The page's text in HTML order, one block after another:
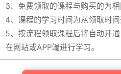
3、免费领取的课程与购买的为相
4、课程的学习时间为从领取时间
5、按流程领取课程后将自动开
在网站或APP端进行学习。